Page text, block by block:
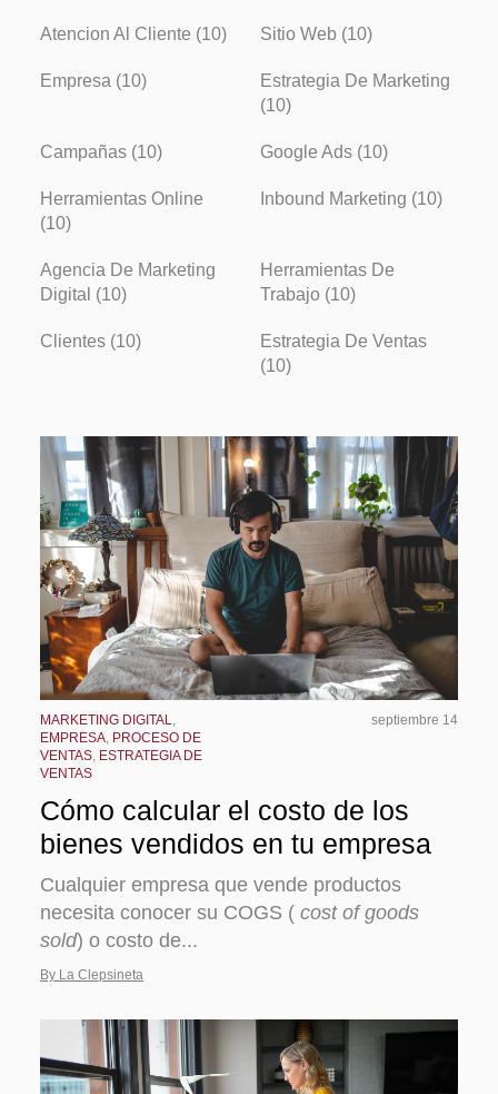
Atencion Al Cliente (10) Sitio Web (10)
Empresa (10)
Estrategia De Marketing
(10)
Campañas (10) Google Ads (10)
Herramientas Online
(10)
Inbound Marketing (10)
Agencia De Marketing
Digital (10)
Herramientas De
Trabajo (10)
Clientes (10)
Estrategia De Ventas
(10)
MARKETING DIGITAL,
EMPRESA, PROCESO DE
VENTAS, ESTRATEGIA DE
VENTAS
septiembre 14
Cómo calcular el costo de los
bienes vendidos en tu empresa
Cualquier empresa que vende productos
necesita conocer su COGS ( cost of goods
sold) o costo de...
By La Clepsineta